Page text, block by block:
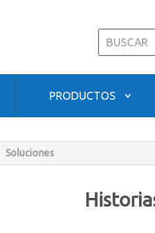
PRODUCTOS
Soluciones